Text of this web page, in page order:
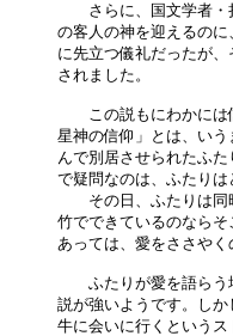
さらに、国文学者・
の客人の神を迎えるの
に先立つ儀礼だったが
されました。
この説もにわかには
星神の信仰」とは、い
んで別居させられたふ
で疑問なのは、ふたりは
その日、ふたりは同
竹でできているのなら
あっては、愛をささや
ふたりが愛を語らう
説が強いようです。し
牛に会いに行くという